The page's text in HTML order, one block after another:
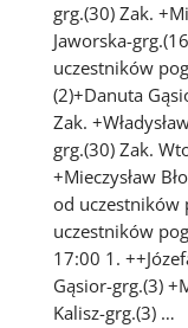
grg.(30) Zak.
Jaworska-
uczestników
(2)+Danuta
Zak.
grg.(30) Zak.
+Mieczysław
od uczestników
uczestników
17:00 1.
Gąsior-grg.(3)
Kalisz-grg.(3) …